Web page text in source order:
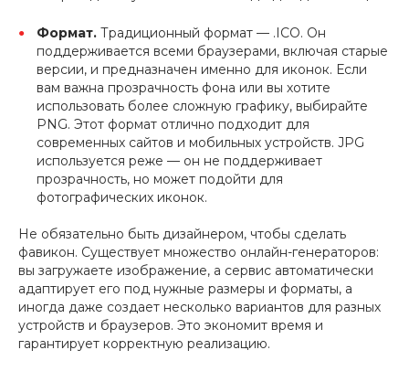
Формат. Традиционный формат — .ICO. Он
поддерживается всеми браузерами, включая старые
версии, и предназначен именно для иконок. Если
вам важна прозрачность фона или вы хотите
использовать более сложную графику, выбирайте
PNG. Этот формат отлично подходит для
современных сайтов и мобильных устройств. JPG
используется реже — он не поддерживает
прозрачность, но может подойти для
фотографических иконок.
Не обязательно быть дизайнером, чтобы сделать
фавикон. Существует множество онлайн-генераторов:
вы загружаете изображение, а сервис автоматически
адаптирует его под нужные размеры и форматы, а
иногда даже создает несколько вариантов для разных
устройств и браузеров. Это экономит время и
гарантирует корректную реализацию.